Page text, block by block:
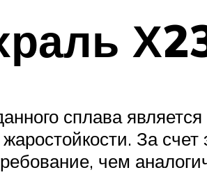
сплава
За
чем